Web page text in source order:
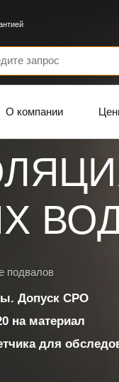
О компании
подвалов
Допуск СРО
на материал
для